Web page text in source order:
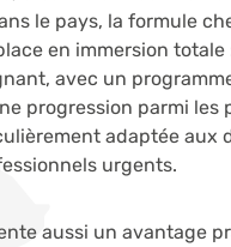
le pays, la formule
en immersion totale
avec un
progression parmi les
adaptée aux
urgents.
aussi un avantage